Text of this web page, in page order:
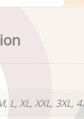
L, XL, XXL, 3XL,